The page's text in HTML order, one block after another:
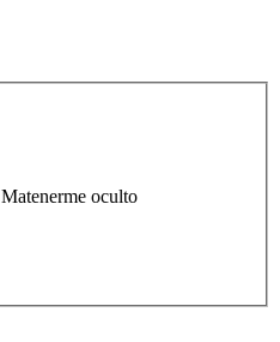
Matenerme oculto